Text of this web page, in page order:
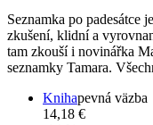
Seznamka po padesátce
zkušení, klidní a
tam zkouší i novinářka
seznamky Tamara.
Knihapevná väzba
14,18 €